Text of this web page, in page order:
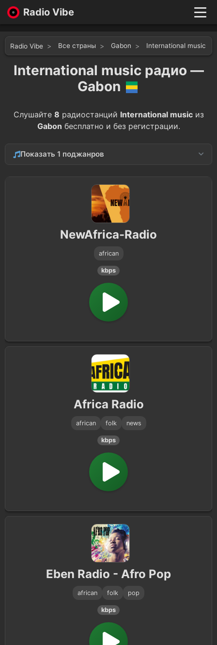
Radio Vibe
New
Genres
Likes
Top 100
Radio Vibe Все страны Gabon International music
International music радио —
Gabon
Слушайте 8 радиостанций International musicиз
Gabon бесплатно и без регистрации.
Показать 1 поджанров
NewAfrica-Radio
african
kbps
Africa Radio
african folk news
kbps
Eben Radio - Afro Pop
african folk pop
kbps